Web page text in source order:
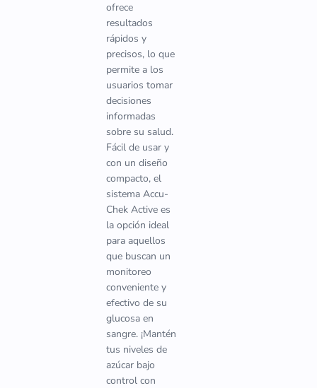
ofrece
resultados
rápidos y
precisos, lo que
permite a los
usuarios tomar
decisiones
informadas
sobre su salud.
Fácil de usar y
con un diseño
compacto, el
sistema Accu-
Chek Active es
la opción ideal
para aquellos
que buscan un
monitoreo
conveniente y
efectivo de su
glucosa en
sangre. ¡Mantén
tus niveles de
azúcar bajo
control con